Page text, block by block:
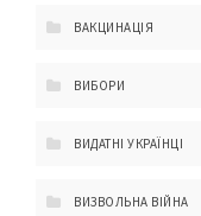
ВАКЦИНАЦІЯ
ВИБОРИ
ВИДАТНІ УКРАЇНЦІ
ВИЗВОЛЬНА ВІЙНА